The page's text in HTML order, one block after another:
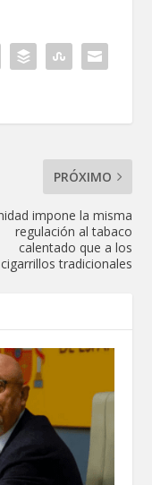
PRÓXIMO
impone la misma
regulación al tabaco
calentado que a los
cigarrillos tradicionales